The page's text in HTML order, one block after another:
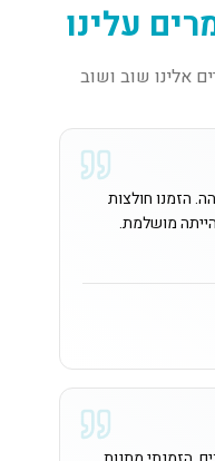
עלינו
אלינו שוב ושוב
הזמנו חולצות
מושלמת.